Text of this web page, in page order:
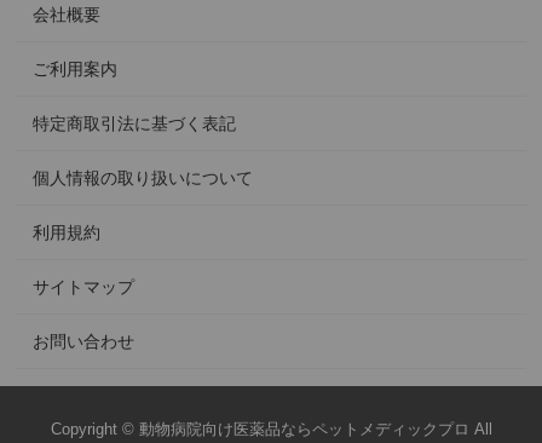
会社概要
ご利用案内
特定商取引法に基づく表記
個人情報の取り扱いについて
利用規約
サイトマップ
お問い合わせ
Copyright © 動物病院向け医薬品ならペットメディックプロ All